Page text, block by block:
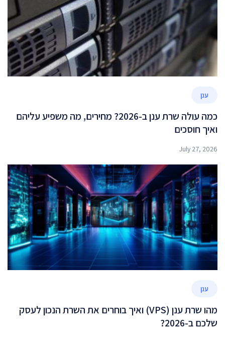
ענן
כמה עולה שרת ענן ב-2026? מחירים, מה משפיע עליהם
ואיך חוסכים
July 27, 2026
ענן
מהו שרת ענן (VPS) ואיך בוחרים את השרת הנכון לעסק
שלכם ב-2026?